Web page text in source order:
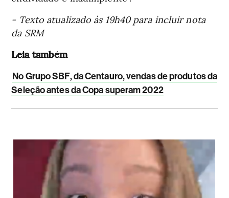
- Texto atualizado às 19h40 para incluir nota
da SRM
Leia também
No Grupo SBF, da Centauro, vendas de produtos da
Seleção antes da Copa superam 2022